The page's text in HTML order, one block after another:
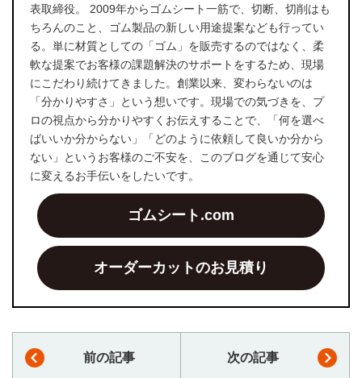
表取締役。 2009年からゴムシート一筋で、切断、切削はも
ちろんのこと、ゴム製品の新しい用途提案なども行ってい
る。単に材質としての「ゴム」を販売するのではなく、柔
軟な提案でお客様の課題解決のサポートをするため、現場
にこだわり続けてきました。創業以来、変わらないのは
「分かりやすさ」という想いです。現場での気づきを、プ
ロの視点から分かりやすくお伝えすることで、「何を選べ
ばいいか分からない」「どのように依頼して良いか分から
ない」というお客様のご不安を、このブログを通じて安心
に変えるお手伝いをしたいです。
ゴムシート.com
オーダーカットのお見積り
前の記事 次の記事